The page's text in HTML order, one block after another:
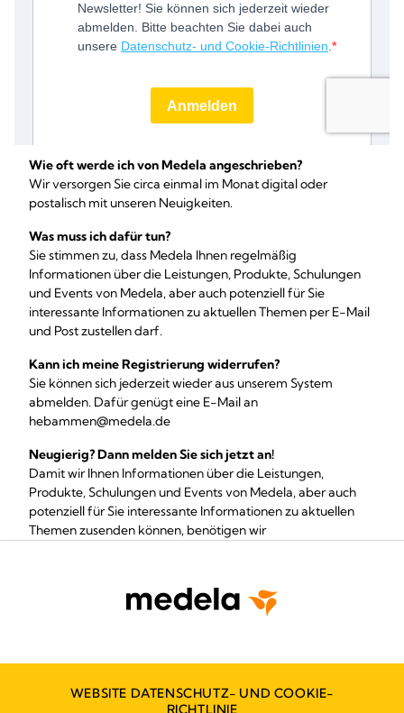
Wie oft werde ich von Medela angeschrieben?
Wir versorgen Sie circa einmal im Monat digital oder
postalisch mit unseren Neuigkeiten.
Was muss ich dafür tun?
Sie stimmen zu, dass Medela Ihnen regelmäßig
Informationen über die Leistungen, Produkte, Schulungen
und Events von Medela, aber auch potenziell für Sie
interessante Informationen zu aktuellen Themen per E-Mail
und Post zustellen darf.
Kann ich meine Registrierung widerrufen?
Sie können sich jederzeit wieder aus unserem System
abmelden. Dafür genügt eine E-Mail an
hebammen@medela.de
Neugierig? Dann melden Sie sich jetzt an!
Damit wir Ihnen Informationen über die Leistungen,
Produkte, Schulungen und Events von Medela, aber auch
potenziell für Sie interessante Informationen zu aktuellen
Themen zusenden können, benötigen wir
WEBSITE DATENSCHUTZ- UND COOKIE-
RICHTLINIE